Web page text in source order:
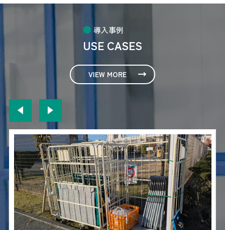
導入事例
USE CASES
VIEW MORE